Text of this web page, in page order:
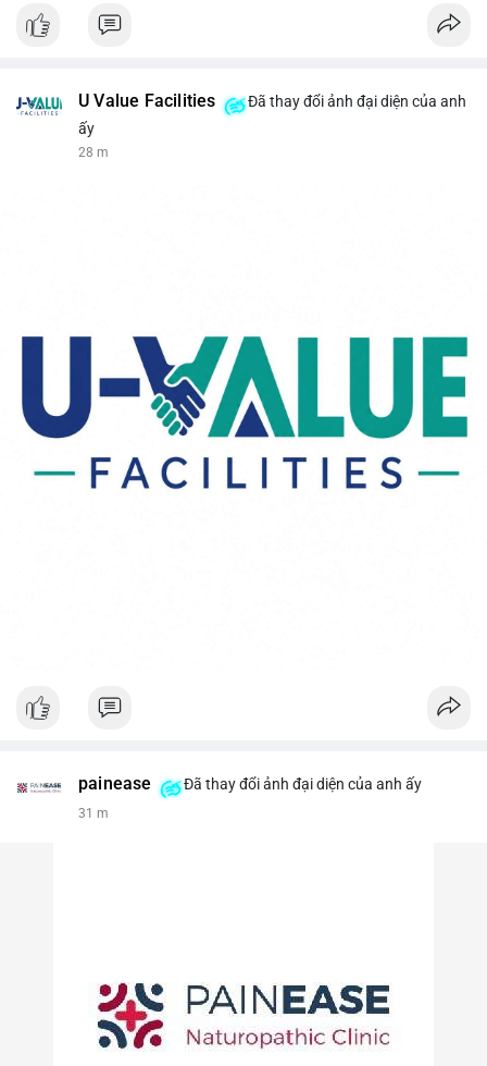
#vlikevn #titanbot
U Value Facilities
Đã thay đổi ảnh đại diện của anh
ấy
28 m
painease Đã thay đổi ảnh đại diện của anh ấy
31 m